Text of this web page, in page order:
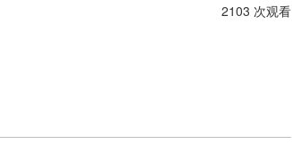
2103 次观看